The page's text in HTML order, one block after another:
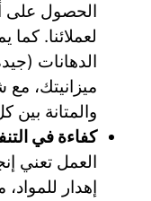
الحصول على
لعملائنا. كما
الدهانات
ميزانيتك،
والمتانة بين
كفاءة في
العمل تعني
إهدار